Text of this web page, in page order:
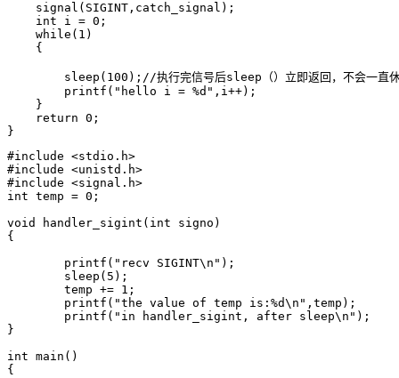
    signal(SIGINT,catch_signal);
    int i = 0;
    while(1)
    {
sleep(100);//执行完信号后sleep（）立即返回，不会一直
        printf("hello i = %d",i++);
    }
    return 0;
#include <stdio.h>
#include <unistd.h>
#include <signal.h>
int temp = 0;
void handler_sigint(int signo)
{
}
int main()
{